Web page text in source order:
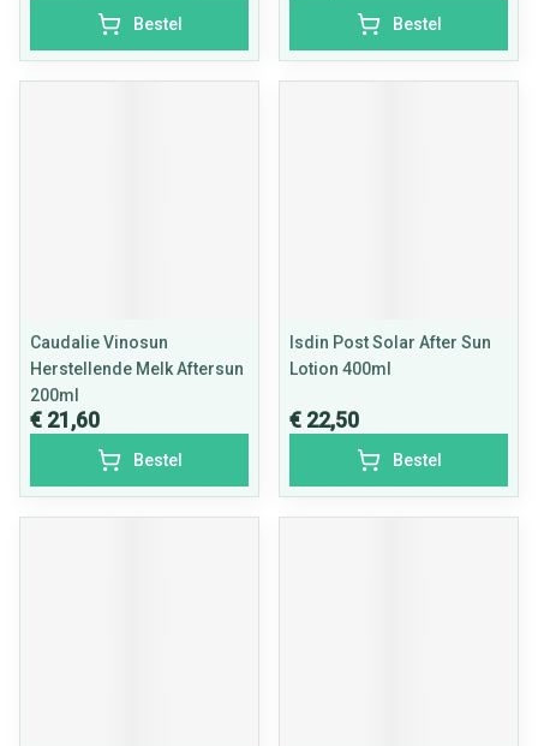
Bestel Bestel
Caudalie Vinosun
Herstellende Melk Aftersun
200ml
€ 21,60
Bestel
Isdin Post Solar After Sun
Lotion 400ml
€ 22,50
Bestel